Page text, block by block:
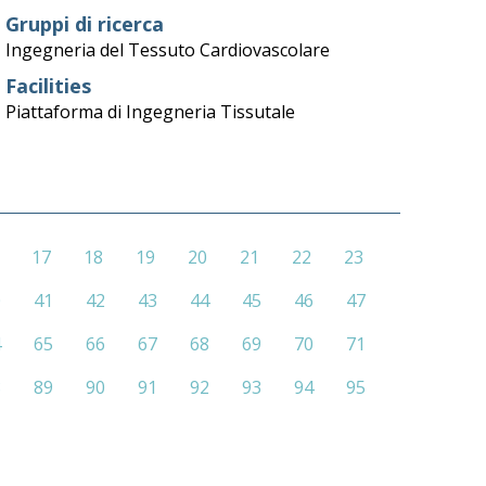
Gruppi di ricerca
Ingegneria del Tessuto Cardiovascolare
Facilities
Piattaforma di Ingegneria Tissutale
17 18 19 20 21 22
23
41 42 43 44 45 46
47
65 66 67 68 69 70
71
89 90 91 92 93 94 95